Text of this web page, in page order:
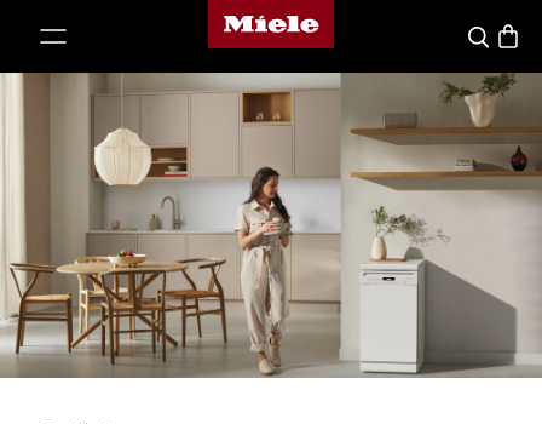
Domovská stránka spoločnosti Miele
Hľadať